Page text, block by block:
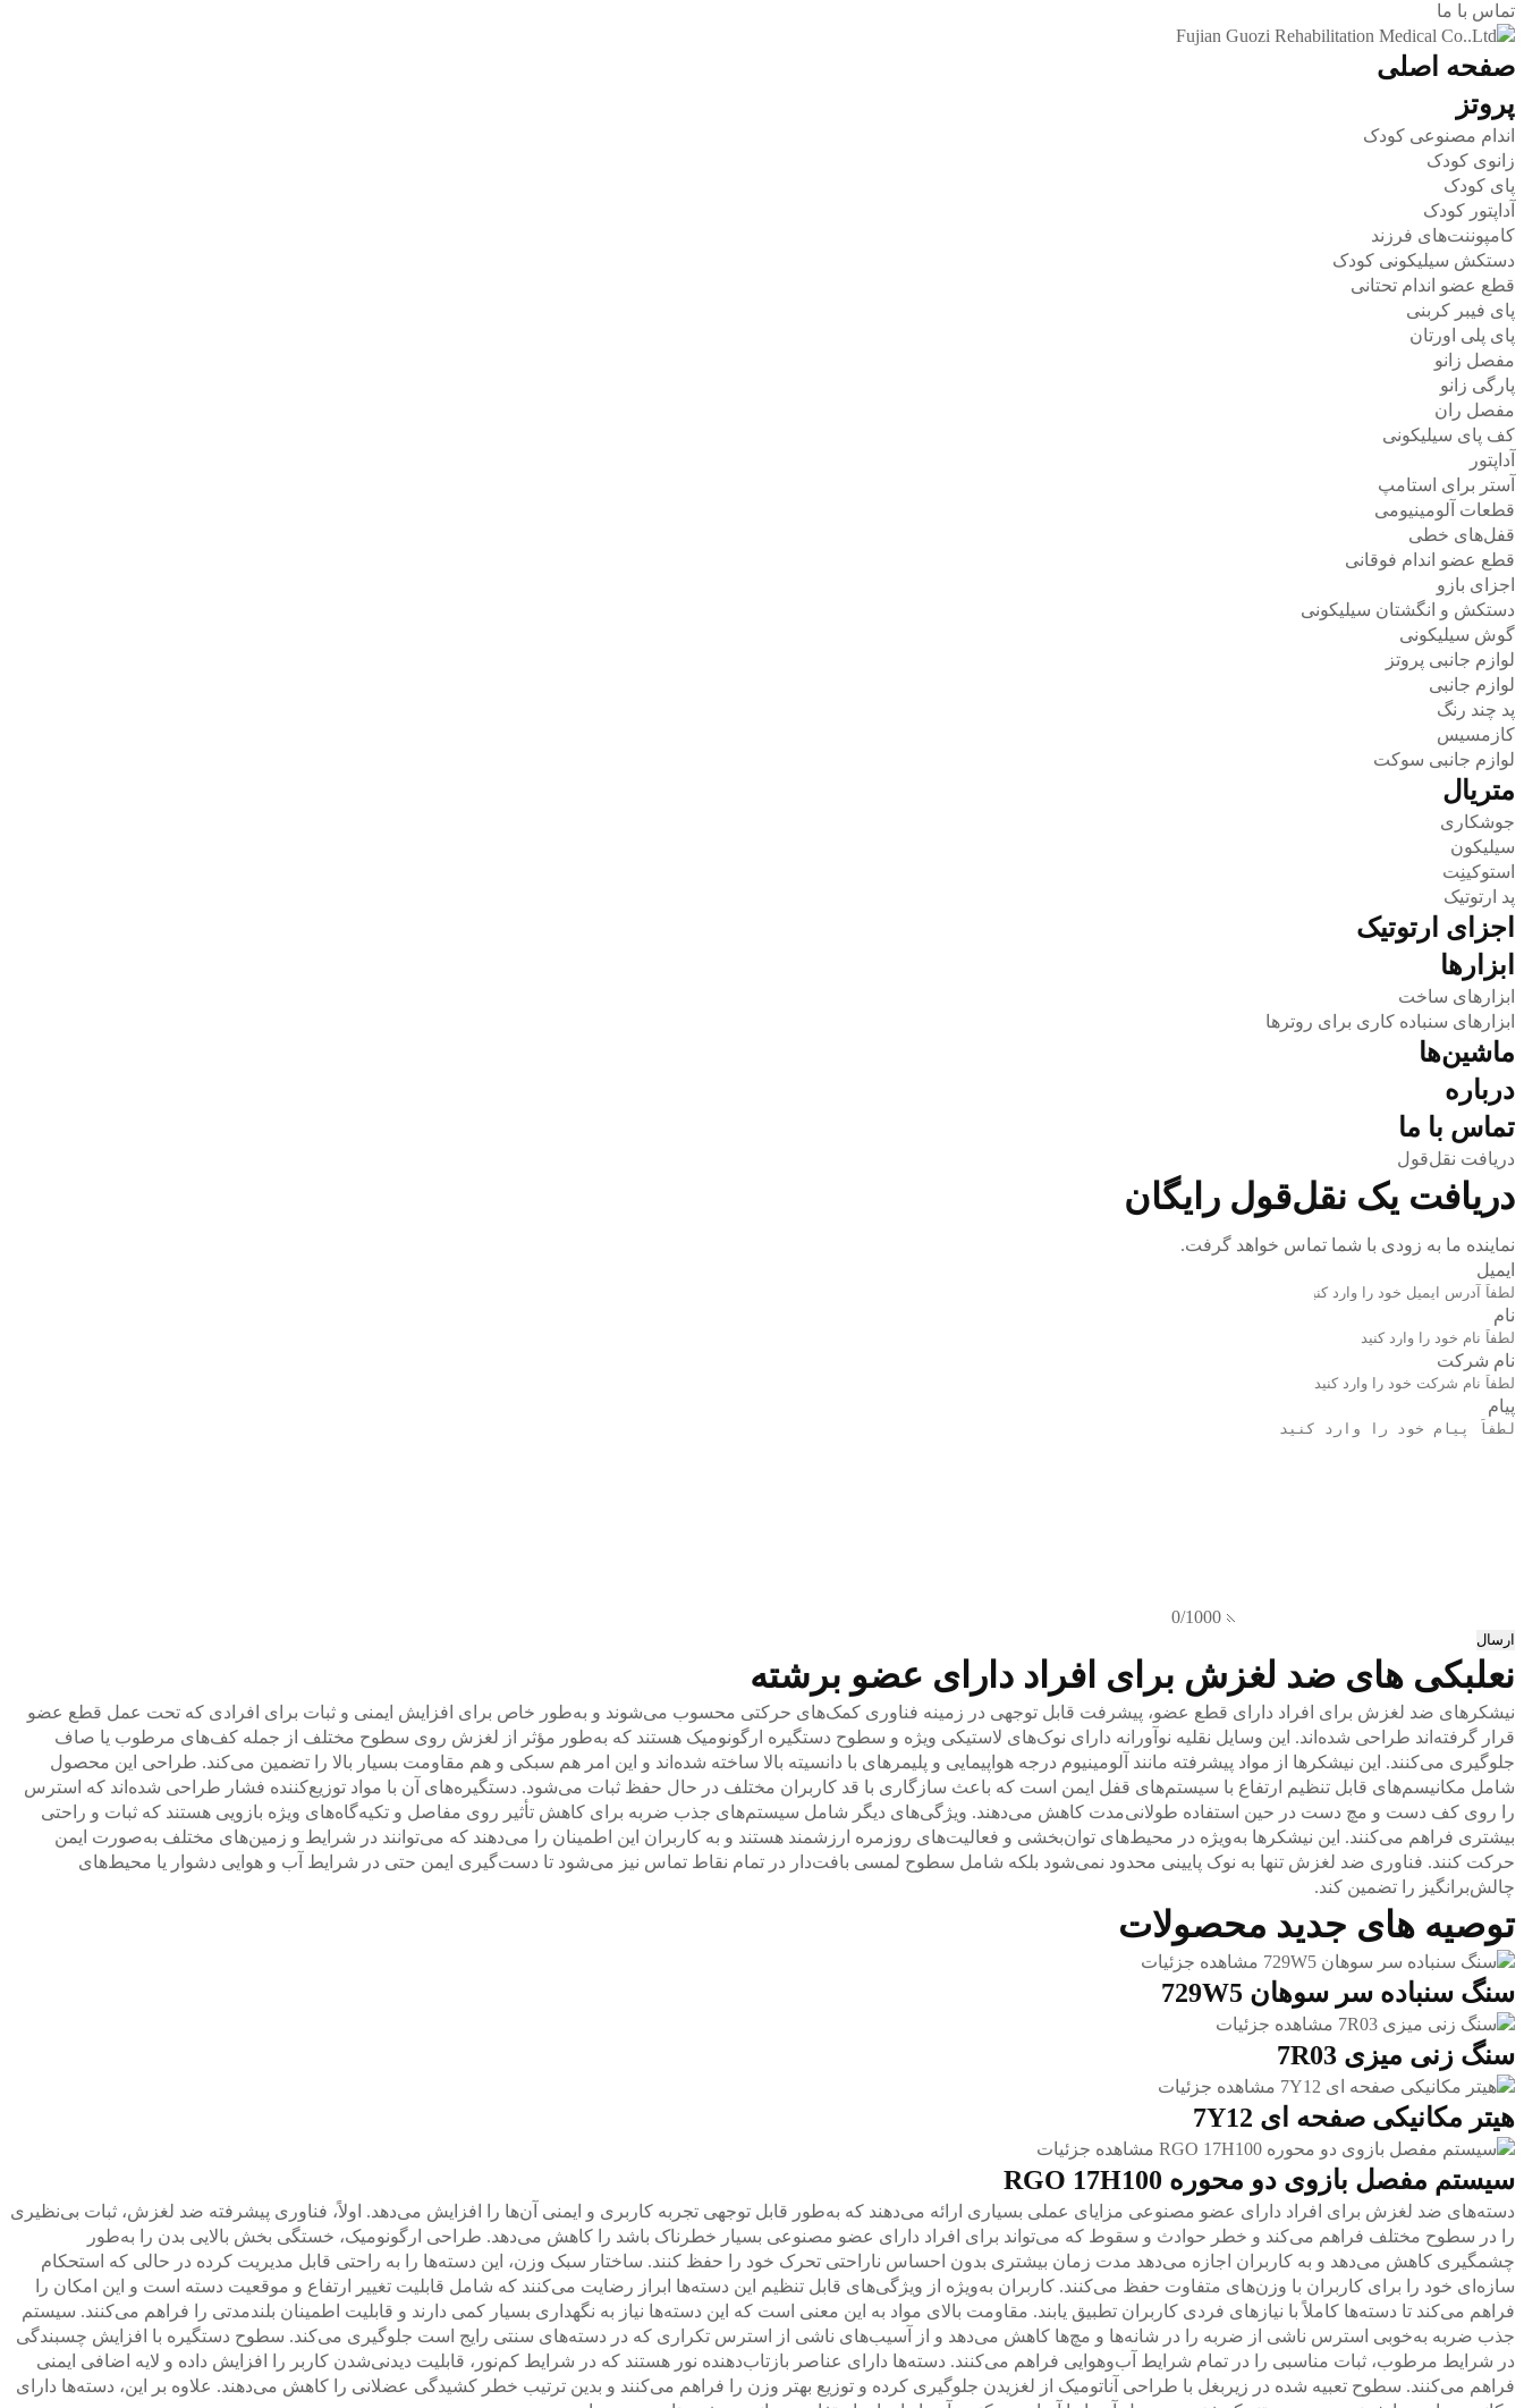
تماس با ما
صفحه اصلی
پروتز
اندام مصنوعی کودک
زانوی کودک
پای کودک
آداپتور کودک
کامپوننت‌های فرزند
دستکش سیلیکونی کودک
قطع عضو اندام تحتانی
پای فیبر کربنی
پای پلی اورتان
مفصل زانو
پارگی زانو
مفصل ران
کف پای سیلیکونی
آداپتور
آستر برای استامپ
قطعات آلومینیومی
قفل‌های خطی
قطع عضو اندام فوقانی
اجزای بازو
دستکش و انگشتان سیلیکونی
گوش سیلیکونی
لوازم جانبی پروتز
لوازم جانبی
پد چند رنگ
کازمسیس
لوازم جانبی سوکت
متریال
جوشکاری
سیلیکون
استوکینِت
پد ارتوتیک
اجزای ارتوتیک
ابزارها
ابزارهای ساخت
ابزارهای سنباده کاری برای روترها
ماشین‌ها
درباره
تماس با ما
دریافت نقل‌قول
دریافت یک نقل‌قول رایگان
نماینده ما به زودی با شما تماس خواهد گرفت.
ایمیل
نام
نام شرکت
پیام
0/1000
ارسال
نعلبکی های ضد لغزش برای افراد دارای عضو برشته
نیشکرهای ضد لغزش برای افراد دارای قطع عضو، پیشرفت قابل توجهی در زمینه فناوری کمک‌های حرکتی محسوب می‌شوند و به‌طور خاص برای افزایش ایمنی و ثبات برای افرادی که تحت عمل قطع عضو
قرار گرفته‌اند طراحی شده‌اند. این وسایل نقلیه نوآورانه دارای نوک‌های لاستیکی ویژه و سطوح دستگیره ارگونومیک هستند که به‌طور مؤثر از لغزش روی سطوح مختلف از جمله کف‌های مرطوب یا صاف
جلوگیری می‌کنند. این نیشکرها از مواد پیشرفته مانند آلومینیوم درجه هواپیمایی و پلیمرهای با دانسیته بالا ساخته شده‌اند و این امر هم سبکی و هم مقاومت بسیار بالا را تضمین می‌کند. طراحی این محصول
شامل مکانیسم‌های قابل تنظیم ارتفاع با سیستم‌های قفل ایمن است که باعث سازگاری با قد کاربران مختلف در حال حفظ ثبات می‌شود. دستگیره‌های آن با مواد توزیع‌کننده فشار طراحی شده‌اند که استرس
را روی کف دست و مچ دست در حین استفاده طولانی‌مدت کاهش می‌دهند. ویژگی‌های دیگر شامل سیستم‌های جذب ضربه برای کاهش تأثیر روی مفاصل و تکیه‌گاه‌های ویژه بازویی هستند که ثبات و راحتی
بیشتری فراهم می‌کنند. این نیشکرها به‌ویژه در محیط‌های توان‌بخشی و فعالیت‌های روزمره ارزشمند هستند و به کاربران این اطمینان را می‌دهند که می‌توانند در شرایط و زمین‌های مختلف به‌صورت ایمن
حرکت کنند. فناوری ضد لغزش تنها به نوک پایینی محدود نمی‌شود بلکه شامل سطوح لمسی بافت‌دار در تمام نقاط تماس نیز می‌شود تا دست‌گیری ایمن حتی در شرایط آب و هوایی دشوار یا محیط‌های
چالش‌برانگیز را تضمین کند.
توصیه های جدید محصولات
مشاهده جزئیات
سنگ سنباده سر سوهان 729W5
مشاهده جزئیات
سنگ زنی میزی 7R03
مشاهده جزئیات
هیتر مکانیکی صفحه ای 7Y12
مشاهده جزئیات
سیستم مفصل بازوی دو محوره RGO 17H100
دسته‌های ضد لغزش برای افراد دارای عضو مصنوعی مزایای عملی بسیاری ارائه می‌دهند که به‌طور قابل توجهی تجربه کاربری و ایمنی آن‌ها را افزایش می‌دهد. اولاً، فناوری پیشرفته ضد لغزش، ثبات بی‌نظیری
را در سطوح مختلف فراهم می‌کند و خطر حوادث و سقوط که می‌تواند برای افراد دارای عضو مصنوعی بسیار خطرناک باشد را کاهش می‌دهد. طراحی ارگونومیک، خستگی بخش بالایی بدن را به‌طور
چشمگیری کاهش می‌دهد و به کاربران اجازه می‌دهد مدت زمان بیشتری بدون احساس ناراحتی تحرک خود را حفظ کنند. ساختار سبک وزن، این دسته‌ها را به راحتی قابل مدیریت کرده در حالی که استحکام
سازه‌ای خود را برای کاربران با وزن‌های متفاوت حفظ می‌کنند. کاربران به‌ویژه از ویژگی‌های قابل تنظیم این دسته‌ها ابراز رضایت می‌کنند که شامل قابلیت تغییر ارتفاع و موقعیت دسته است و این امکان را
فراهم می‌کند تا دسته‌ها کاملاً با نیازهای فردی کاربران تطبیق یابند. مقاومت بالای مواد به این معنی است که این دسته‌ها نیاز به نگهداری بسیار کمی دارند و قابلیت اطمینان بلندمدتی را فراهم می‌کنند. سیستم
جذب ضربه به‌خوبی استرس ناشی از ضربه را در شانه‌ها و مچ‌ها کاهش می‌دهد و از آسیب‌های ناشی از استرس تکراری که در دسته‌های سنتی رایج است جلوگیری می‌کند. سطوح دستگیره با افزایش چسبندگی
در شرایط مرطوب، ثبات مناسبی را در تمام شرایط آب‌وهوایی فراهم می‌کنند. دسته‌ها دارای عناصر بازتاب‌دهنده نور هستند که در شرایط کم‌نور، قابلیت دیدنی‌شدن کاربر را افزایش داده و لایه اضافی ایمنی
فراهم می‌کنند. سطوح تعبیه شده در زیربغل با طراحی آناتومیک از لغزیدن جلوگیری کرده و توزیع بهتر وزن را فراهم می‌کنند و بدین ترتیب خطر کشیدگی عضلانی را کاهش می‌دهند. علاوه بر این، دسته‌ها دارای